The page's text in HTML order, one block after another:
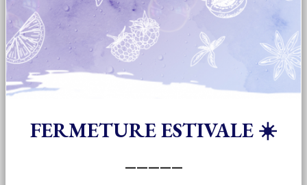
FERMETURE ESTIVALE ☀️
—————